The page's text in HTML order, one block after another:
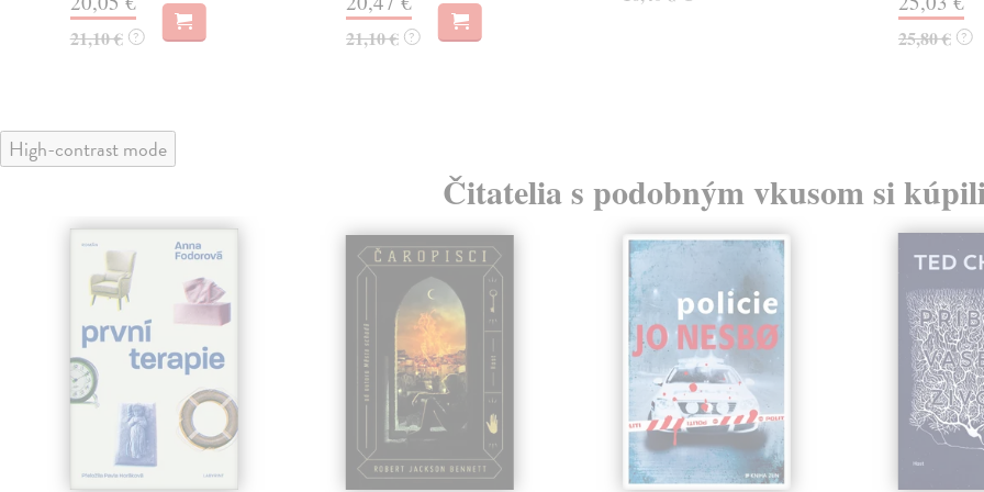
21,10 € ? 21,10 € ? 25,80 € ?
High-contrast mode
Čitatelia s podobným vkusom si